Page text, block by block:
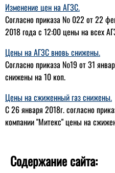
Изменение цен на АГЗС.
Согласно приказа № 022 от 22
2018 года с 12:00 цены на всех
Цены на АГЗС вновь снижены.
Согласно приказа №19 от 31
снижены на 10 коп.
Цены на сжиженный газ снижены.
С 26 января 2018г. согласно
компании "Митекс" цены на
Содержание сайта: